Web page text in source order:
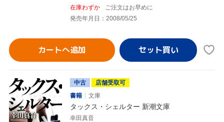
在庫わずか
ご注文はお早めに
発売年月日：2008/05/25
カートへ追加
中古
店舗受取可
書籍
文庫
タックス・シェルター 新潮文庫
幸田真音